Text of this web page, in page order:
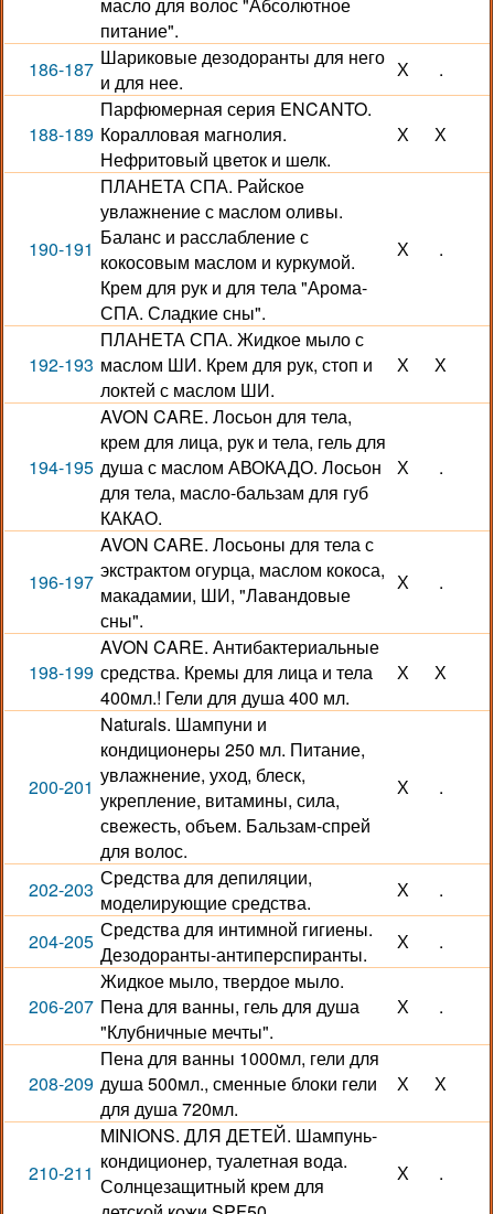
питание".
186-187 Шариковые дезодоранты для него
и для нее.
Х .
188-189
Парфюмерная серия ENCANTO.
Коралловая магнолия.
Нефритовый цветок и шелк.
Х Х
190-191
ПЛАНЕТА СПА. Райское
увлажнение с маслом оливы.
Баланс и расслабление с
кокосовым маслом и куркумой.
Крем для рук и для тела "Арома-
СПА. Сладкие сны".
Х .
192-193
ПЛАНЕТА СПА. Жидкое мыло с
маслом ШИ. Крем для рук, стоп и
локтей с маслом ШИ.
Х Х
194-195
AVON CARE. Лосьон для тела,
крем для лица, рук и тела, гель для
душа с маслом АВОКАДО. Лосьон
для тела, масло-бальзам для губ
КАКАО.
Х .
196-197
AVON CARE. Лосьоны для тела с
экстрактом огурца, маслом кокоса,
макадамии, ШИ, "Лавандовые
сны".
Х .
198-199
AVON CARE. Антибактериальные
средства. Кремы для лица и тела
400мл.! Гели для душа 400 мл.
Х Х
200-201
Naturals. Шампуни и
кондиционеры 250 мл. Питание,
увлажнение, уход, блеск,
укрепление, витамины, сила,
свежесть, объем. Бальзам-спрей
для волос.
Х .
202-203 Средства для депиляции,
моделирующие средства.
Х .
204-205 Средства для интимной гигиены.
Дезодоранты-антиперспиранты.
Х .
206-207
Жидкое мыло, твердое мыло.
Пена для ванны, гель для душа
"Клубничные мечты".
Х .
208-209
Пена для ванны 1000мл, гели для
душа 500мл., сменные блоки гели
для душа 720мл.
Х Х
210-211
MINIONS. ДЛЯ ДЕТЕЙ. Шампунь-
кондиционер, туалетная вода.
Солнцезащитный крем для
Х .